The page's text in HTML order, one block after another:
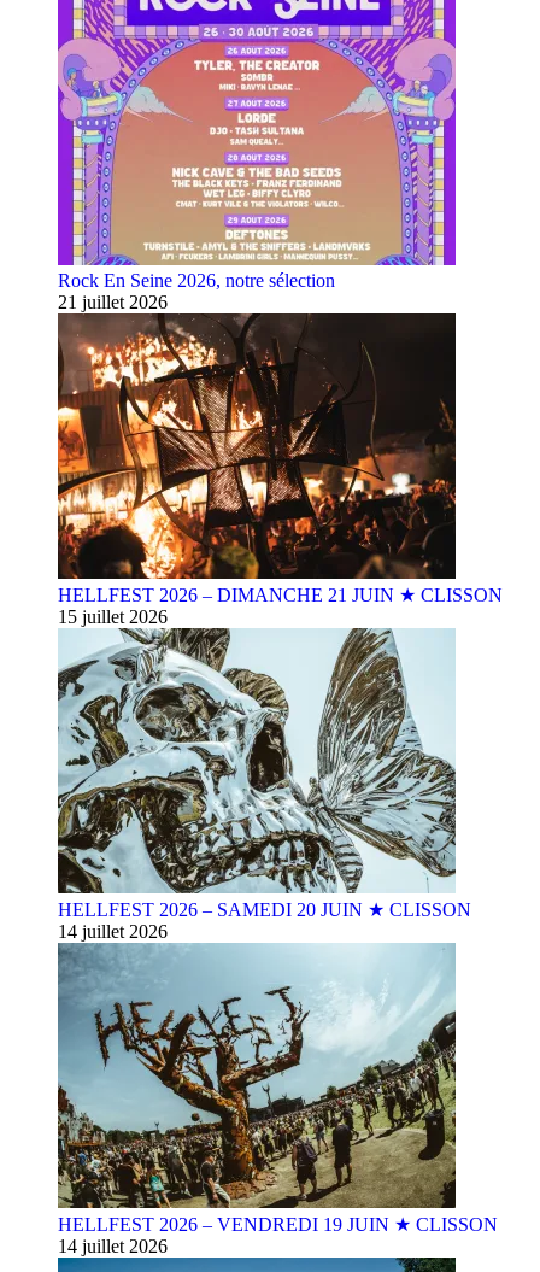
Rock En Seine 2026, notre sélection
21 juillet 2026
HELLFEST 2026 – DIMANCHE 21 JUIN ★ CLISSON
15 juillet 2026
HELLFEST 2026 – SAMEDI 20 JUIN ★ CLISSON
14 juillet 2026
HELLFEST 2026 – VENDREDI 19 JUIN ★ CLISSON
14 juillet 2026